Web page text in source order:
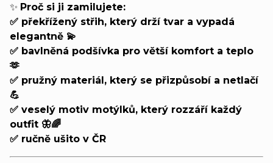
✨ Proč si ji zamilujete:
✅ překřížený střih, který drží tvar a vypadá
elegantně 💫
✅ bavlněná podšívka pro větší komfort a teplo
🫶
✅ pružný materiál, který se přizpůsobí a netlačí
💪
✅ veselý motiv motýlků, který rozzáří každý
outfit 🦋🌈
✅ ručně ušito v ČR